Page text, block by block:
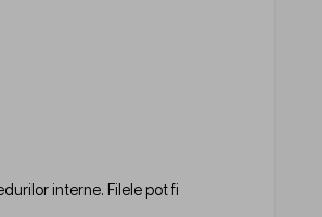
interne. Filele pot fi